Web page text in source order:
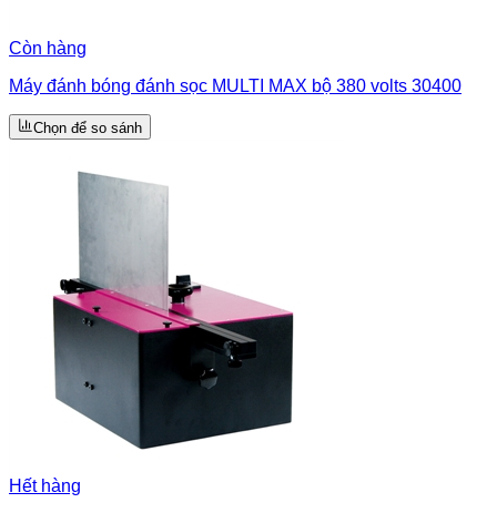
Còn hàng
Máy đánh bóng đánh sọc MULTI MAX bộ 380 volts 30400
Chọn để so sánh
Hết hàng